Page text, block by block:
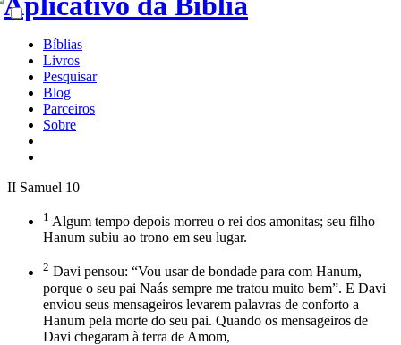
Bíblias
Livros
Pesquisar
Blog
Parceiros
Sobre
II Samuel 10
1 Algum tempo depois morreu o rei dos amonitas; seu filho
Hanum subiu ao trono em seu lugar.
2 Davi pensou: “Vou usar de bondade para com Hanum,
porque o seu pai Naás sempre me tratou muito bem”. E Davi
enviou seus mensageiros levarem palavras de conforto a
Hanum pela morte do seu pai. Quando os mensageiros de
Davi chegaram à terra de Amom,